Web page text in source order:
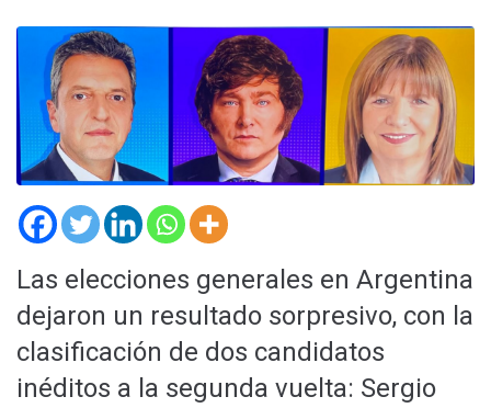
Las elecciones generales en Argentina
dejaron un resultado sorpresivo, con la
clasificación de dos candidatos
inéditos a la segunda vuelta: Sergio